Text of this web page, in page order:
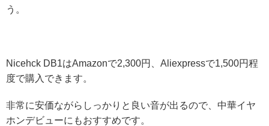
う。
Nicehck DB1はAmazonで2,300円、Aliexpressで1,500円程
度で購入できます。
非常に安価ながらしっかりと良い音が出るので、中華イヤ
ホンデビューにもおすすめです。